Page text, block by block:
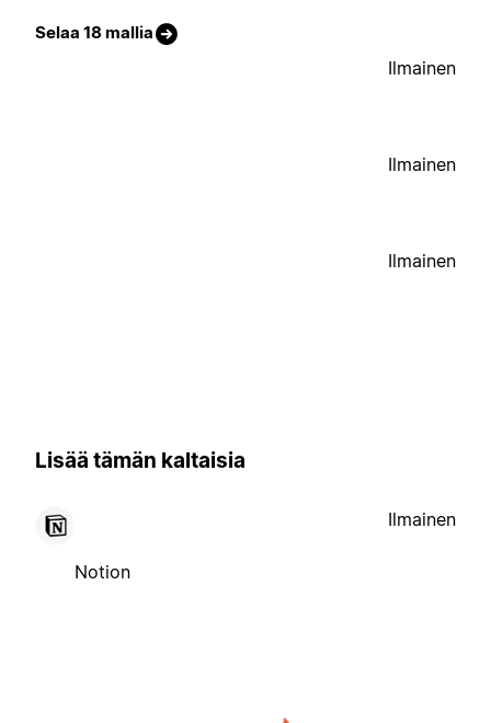
Selaa 18 mallia
Ilmainen
Ilmainen
Ilmainen
Lisää tämän kaltaisia
Notion
Ilmainen